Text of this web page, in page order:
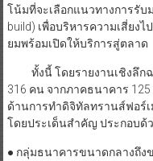
โน้มที่จะเลือกแนวทางการรับ
build) เพื่อบริหารความเสี่ยง
ยมพร้อมเปิดให้บริการสู่ตลาด
ทั้งนี้ โดยรายงานเชิงลึกฉ
316 คน จากภาคธนาคาร
ด้านการทำดิจิทัลทรานส์ฟอร์
โดยประเด็นสำคัญ ประกอบด้
● กลุ่มธนาคารขนาดกลางถึง